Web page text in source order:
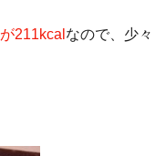
211kcal なので、少々